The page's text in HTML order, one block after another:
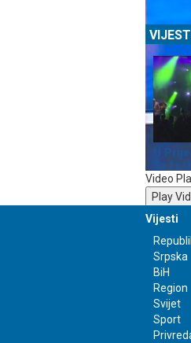
Video
Play
Play
Mute
0:00
2:10
Loaded
Progress
Stream
U
Ša
Vijesti
Srpska
BiH
Region
Svijet
Sport